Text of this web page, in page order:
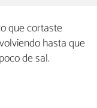
que cortaste
hasta que
de sal.